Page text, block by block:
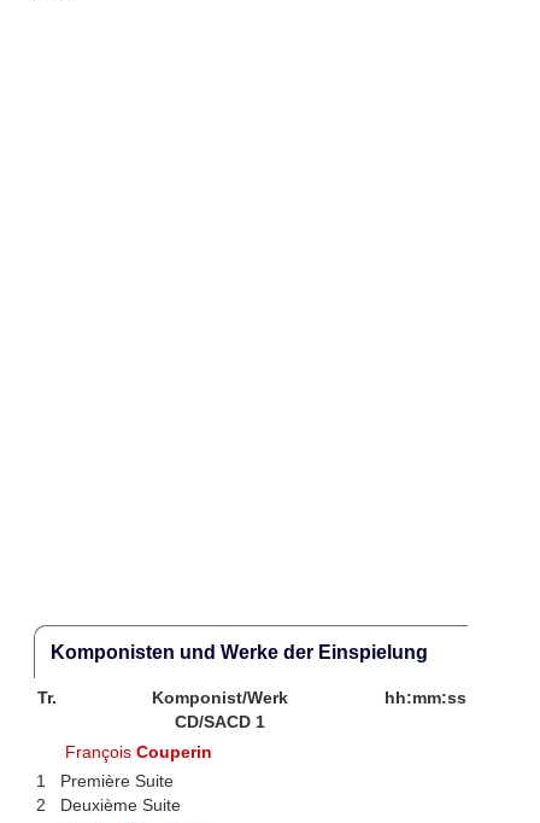
Komponisten und Werke der Einspielung
Tr. Komponist/Werk
hh:mm:ss
CD/SACD 1
FrançoisCouperin
1
Première Suite
2
Deuxième Suite